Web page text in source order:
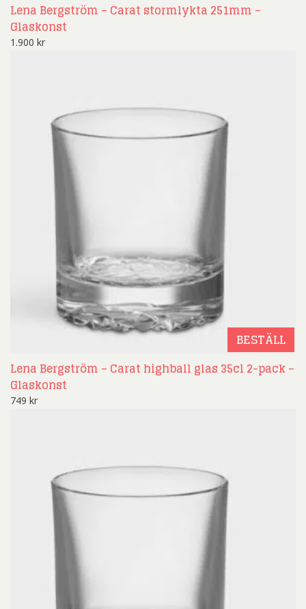
Lena Bergström – Carat stormlykta 251mm –
Glaskonst
1.900 kr
BESTÄLL
Lena Bergström – Carat highball glas 35cl 2-pack –
Glaskonst
749 kr